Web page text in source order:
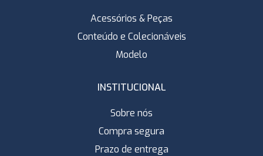
Acessórios & Peças
Conteúdo e Colecionáveis
Modelo
INSTITUCIONAL
Sobre nós
Compra segura
Prazo de entrega